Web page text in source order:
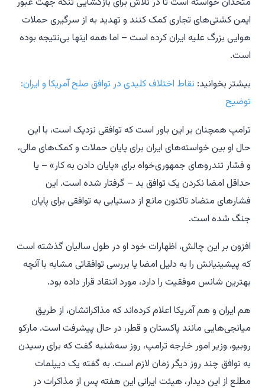
ایمن کشتی‌های تجاری کمک کنند و تهدید به از سرگیری حملات
هوایی بزرگ علیه ایران کرده است – اما همه اینها بی‌نتیجه بوده
است.
بیشتر بخوانید: نقاط اختلاف کلیدی در توافق صلح آمریکا و ایران:
توضیح
ترامپ همچنان بر این باور است که توافقی نزدیک است، با این
حال او بین خواسته‌های ایران برای پایان حملات و کمک‌های مالی،
و فشار تندروهای جمهوری‌خواه برای «پایان دادن به کار» – یا
حداقل امضا نکردن یک توافق بد – گرفتار شده است. این
فشارهای متضاد تاکنون مانع از دستیابی به توافقی برای پایان
جنگ شده است.
افزون بر این چالش، اظهارات خود او در طول سالیان گذشته است
که پیشینیانش را به دلیل امضا یا بررسی توافقاتی مشابه با آنچه
بهترین شانس موفقیت را دارد، مورد انتقاد قرار داده بود.
هم ایران و هم آمریکا اعلام کرده‌اند که مذاکراتشان، از طریق
میانجی‌هایی مانند پاکستان و قطر، در حال پیشرفت است. مارکو
روبیو، وزیر امور خارجه ترامپ، روز سه‌شنبه گفت که برای رسیدن
به توافق چند روز دیگر زمان لازم است. به گفته یک دیپلمات
مطلع از این دیدار، هیئت ایرانی این هفته پس از مذاکرات در